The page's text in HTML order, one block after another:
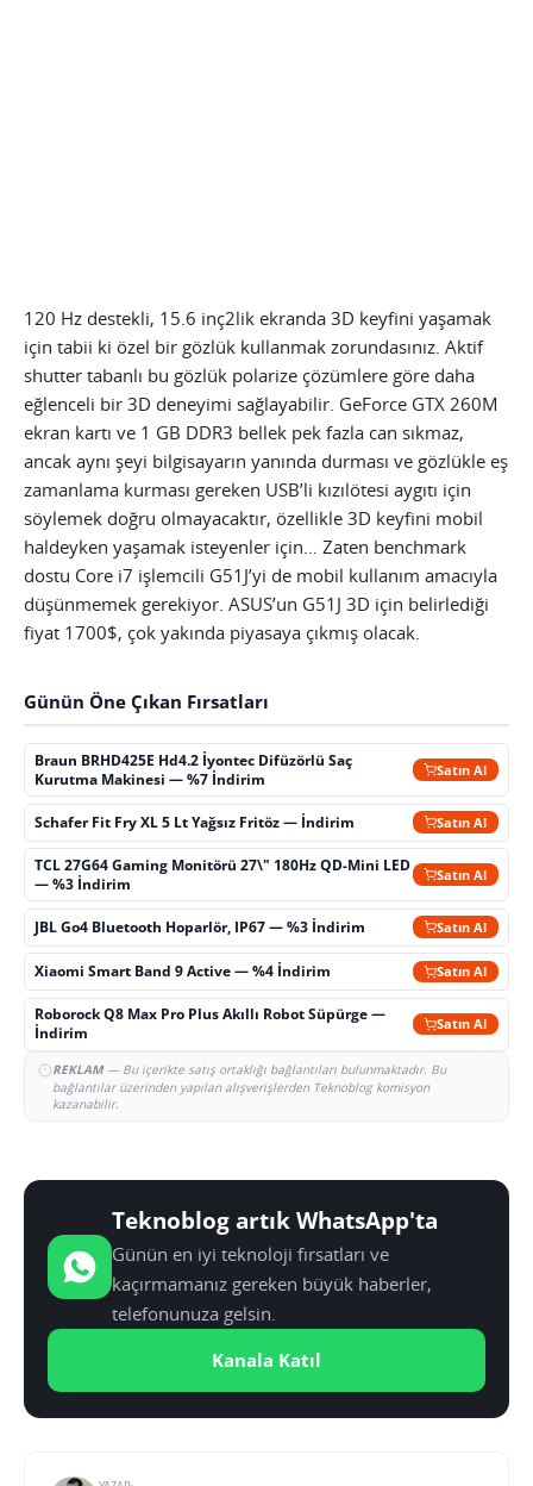
120 Hz destekli, 15.6 inç2lik ekranda 3D keyfini yaşamak
için tabii ki özel bir gözlük kullanmak zorundasınız. Aktif
shutter tabanlı bu gözlük polarize çözümlere göre daha
eğlenceli bir 3D deneyimi sağlayabilir. GeForce GTX 260M
ekran kartı ve 1 GB DDR3 bellek pek fazla can sıkmaz,
ancak aynı şeyi bilgisayarın yanında durması ve gözlükle eş
zamanlama kurması gereken USB’li kızılötesi aygıtı için
söylemek doğru olmayacaktır, özellikle 3D keyfini mobil
haldeyken yaşamak isteyenler için… Zaten benchmark
dostu Core i7 işlemcili G51J’yi de mobil kullanım amacıyla
düşünmemek gerekiyor. ASUS’un G51J 3D için belirlediği
fiyat 1700$, çok yakında piyasaya çıkmış olacak.
Günün Öne Çıkan Fırsatları
Braun BRHD425E Hd4.2 İyontec Difüzörlü Saç
Kurutma Makinesi — %7 İndirim
Satın Al
Schafer Fit Fry XL 5 Lt Yağsız Fritöz — İndirim Satın Al
TCL 27G64 Gaming Monitörü 27\" 180Hz QD-Mini LED
— %3 İndirim
Satın Al
JBL Go4 Bluetooth Hoparlör, IP67 — %3 İndirim Satın Al
Xiaomi Smart Band 9 Active — %4 İndirim Satın Al
Roborock Q8 Max Pro Plus Akıllı Robot Süpürge —
İndirim
Satın Al
REKLAM— Bu içerikte satış ortaklığı bağlantıları bulunmaktadır. Bu
bağlantılar üzerinden yapılan alışverişlerden Teknoblog komisyon
kazanabilir.
Teknoblog artık WhatsApp'ta
Günün en iyi teknoloji fırsatları ve
kaçırmamanız gereken büyük haberler,
telefonunuza gelsin.
Kanala Katıl